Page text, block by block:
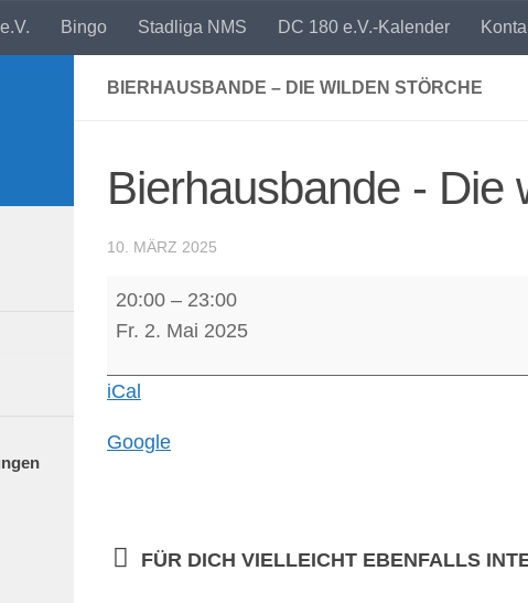
Bingo Stadliga NMS DC 180 e.V.-Kalender
BIERHAUSBANDE – DIE WILDEN STÖRCHE
Bierhausbande - Die
10. MÄRZ 2025
Bierhausbande
wilden
20:00 – 23:00
Fr. 2. Mai 2025
iCal
Google
FÜR DICH VIELLEICHT EBENFALLS